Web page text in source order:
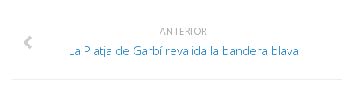
ANTERIOR
La Platja de Garbí revalida la bandera blava